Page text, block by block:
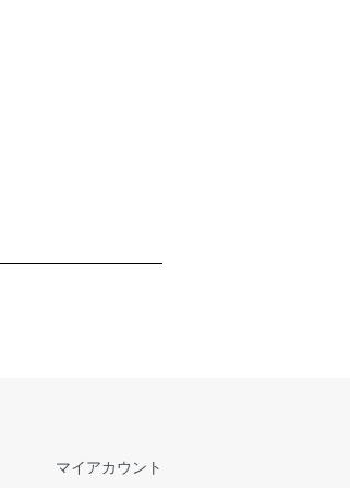
マイアカウント